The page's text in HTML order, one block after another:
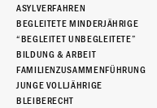
ASYLVERFAHREN
BEGLEITETE MINDERJÄHRIGE
“BEGLEITET UNBEGLEITETE”
BILDUNG & ARBEIT
FAMILIENZUSAMMENFÜHRUNG
JUNGE VOLLJÄHRIGE
BLEIBERECHT